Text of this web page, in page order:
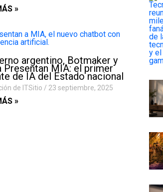
»
argentino, Botmaker y
Presentan MIA: el primer
de IA del Estado nacional
de ITSitio 23 septiembre, 2025
»